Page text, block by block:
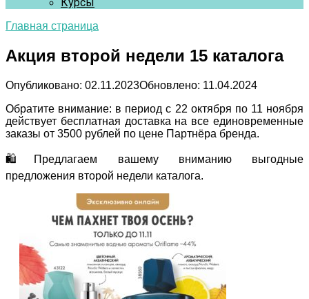
Главная страница
Акция второй недели 15 каталога
Опубликовано: 02.11.2023Обновлено: 11.04.2024
Обратите внимание: в период с 22 октября по 11 ноября
действует бесплатная доставка на все единовременные
заказы от 3500 рублей по цене Партнёра бренда.
🛍Предлагаем вашему вниманию выгодные
предложения второй недели каталога.